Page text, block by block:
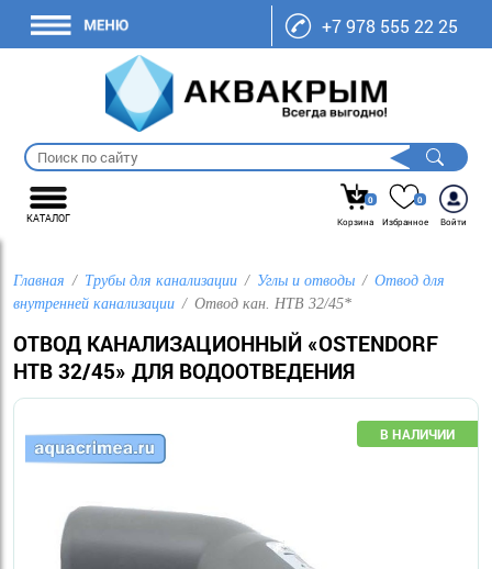
+7 978 555 22 25
КАТАЛОГ
0
Корзина
0
Избранное
Войти
Главная Трубы для канализации Углы и отводы
Отвод для
внутренней канализации
Отвод кан. HTB 32/45*
ОТВОД КАНАЛИЗАЦИОННЫЙ «OSTENDORF
HTB 32/45» ДЛЯ ВОДООТВЕДЕНИЯ